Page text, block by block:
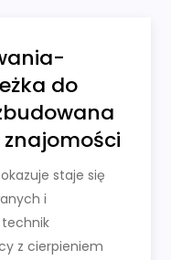
do
staje się
i
z cierpieniem